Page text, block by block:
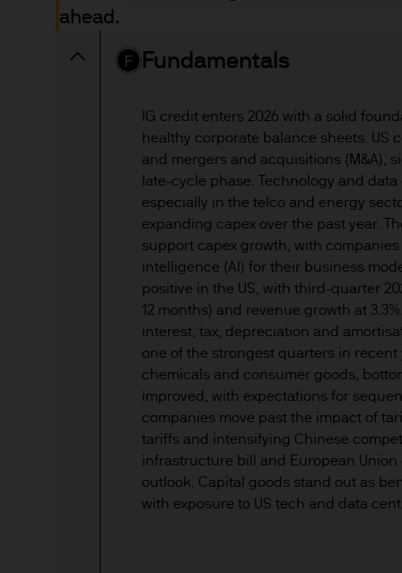
Die Informationen können
Rendite von Anlagen
und Steuerabkommen
vollständig zurück.
eines Produkts bzw. der
Vergangenheit ist kein
Eintreffen von Prognosen
Anlageziels eines
Management ist der
seiner verbundenen
rechtlichen Gründen sowie
gesetzlich erlaubt, werden
mit der EMEA-
verarbeitet. Die EMEA-
privacy-policy. Da das
liegt es in Ihrer
Anlage in das Produkt
die jeweils aktuelle
Information Document –
wie die Jahres- und
Management (Europe) S.à
bei Ihrem Finanzberater
ahead.
Fundamentals
IG credit enters 2026 with a solid
healthy corporate balance sheets. US
and mergers and acquisitions (M&A),
late-cycle phase. Technology and
especially in the telco and energy
expanding capex over the past year.
support capex growth, with
intelligence (AI) for their business
positive in the US, with third-quarter
12 months) and revenue growth at
interest, tax, depreciation and
one of the strongest quarters in
chemicals and consumer goods,
improved, with expectations for
companies move past the impact of
tariffs and intensifying Chinese
infrastructure bill and European
outlook. Capital goods stand out as
with exposure to US tech and data